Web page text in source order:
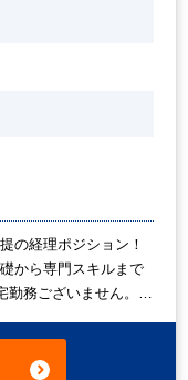
。 ベテラン派遣スタ
心して業務に取り組
理、固定資産管理
の入力、その他関連
の経理ポジション！
から専門スキルまで
組んでおります。 ・
可です。 ・海外子会